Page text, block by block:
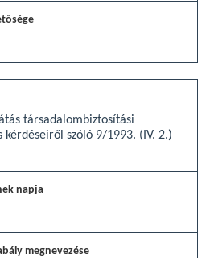
társadalombiztosítási
kérdéseiről szóló 9/1993. (IV. 2.)